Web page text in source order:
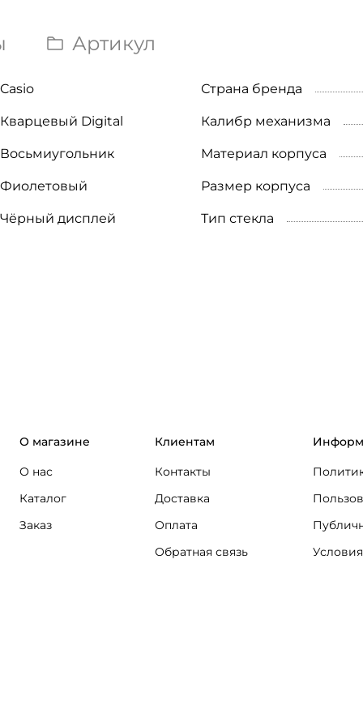
Артикул
Casio Страна бренда
Кварцевый Digital Калибр механизма
Восьмиугольник Материал корпуса
Фиолетовый Размер корпуса
Чёрный дисплей Тип стекла
О магазине
О нас
Каталог
Заказ
Клиентам
Контакты
Доставка
Оплата
Обратная связь